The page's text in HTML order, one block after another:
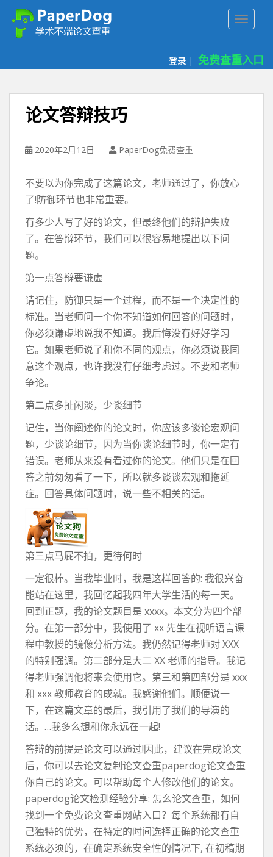
登录 | 免费查重入口
论文答辩技巧
2020年2月12日 PaperDog免费查重
不要以为你完成了这篇论文，老师通过了，你放心
了!防御环节也非常重要。
有多少人写了好的论文，但最终他们的辩护失败
了。在答辩环节，我们可以很容易地提出以下问
题。
第一点答辩要谦虚
请记住，防御只是一个过程，而不是一个决定性的
标准。当老师问一个你不知道如何回答的问题时，
你必须谦虚地说我不知道。我后悔没有好好学习
它。如果老师说了和你不同的观点，你必须说我同
意这个观点，也许我没有仔细考虑过。不要和老师
争论。
第二点多扯闲淡，少谈细节
记住，当你阐述你的论文时，你应该多谈论宏观问
题，少谈论细节，因为当你谈论细节时，你一定有
错误。老师从来没有看过你的论文。他们只是在回
答之前匆匆看了一下，所以就多谈谈宏观和拖延
症。回答具体问题时，说一些不相关的话。
第三点马屁不拍，更待何时
一定很棒。当我毕业时，我是这样回答的: 我很兴奋
能站在这里，我回忆起我四年大学生活的每一天。
回到正题，我的论文题目是 xxxx。本文分为四个部
分。在第一部分中，我使用了 xx 先生在视听语言课
程中教授的镜像分析方法。我仍然记得老师对 XXX
的特别强调。第二部分是大二 XX 老师的指导。我记
得老师强调他将来会使用它。第三和第四部分是 xxx
和 xxx 教师教育的成就。我感谢他们。顺便说一
下，在这篇文章的最后，我引用了我们的导演的
话。…我多么想和你永远在一起!
答辩的前提是论文可以通过!因此，建议在完成论文
后，你可以去论文复制论文查重paperdog论文查重
你自己的论文。可以帮助每个人修改他们的论文。
paperdog论文检测经验分享: 怎么论文查重，如何
找到一个免费论文查重网站入口？每个系统都有自
己独特的优势，在特定的时间选择正确的论文查重
系统必须的，在确定系统安全性的情况下, 在初稿期